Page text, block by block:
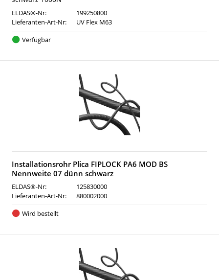
ELDAS®-Nr:
199250800
Lieferanten-Art-Nr:
UV Flex M63
Verfügbar
Installationsrohr Plica FIPLOCK PA6 MOD BS
Nennweite 07 dünn schwarz
ELDAS®-Nr:
125830000
Lieferanten-Art-Nr:
880002000
Wird bestellt